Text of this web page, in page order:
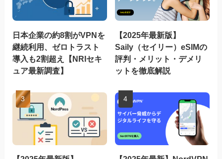
日本企業の約8割がVPNを
継続利用、ゼロトラスト
導入も2割超え【NRIセキ
ュア最新調査】
【2025年最新版】
Saily（セイリー）eSIMの
評判・メリット・デメリ
ットを徹底解説